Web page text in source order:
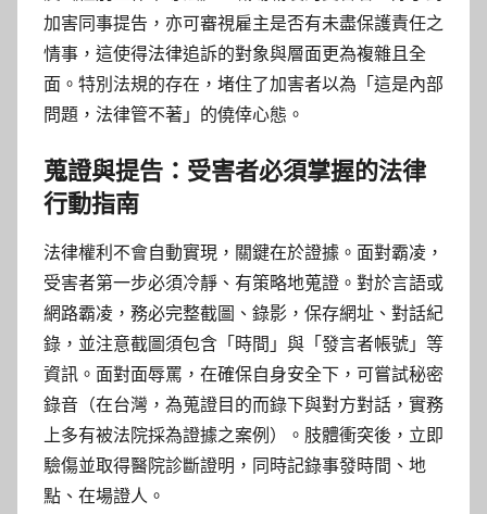
加害同事提告，亦可審視雇主是否有未盡保護責任之
情事，這使得法律追訴的對象與層面更為複雜且全
面。特別法規的存在，堵住了加害者以為「這是內部
問題，法律管不著」的僥倖心態。
蒐證與提告：受害者必須掌握的法律
行動指南
法律權利不會自動實現，關鍵在於證據。面對霸凌，
受害者第一步必須冷靜、有策略地蒐證。對於言語或
網路霸凌，務必完整截圖、錄影，保存網址、對話紀
錄，並注意截圖須包含「時間」與「發言者帳號」等
資訊。面對面辱罵，在確保自身安全下，可嘗試秘密
錄音（在台灣，為蒐證目的而錄下與對方對話，實務
上多有被法院採為證據之案例）。肢體衝突後，立即
驗傷並取得醫院診斷證明，同時記錄事發時間、地
點、在場證人。